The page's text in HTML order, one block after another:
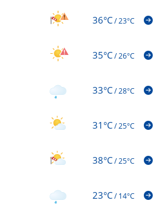
36°C/23°C
35°C/26°C
33°C/28°C
31°C/25°C
38°C/25°C
23°C/14°C